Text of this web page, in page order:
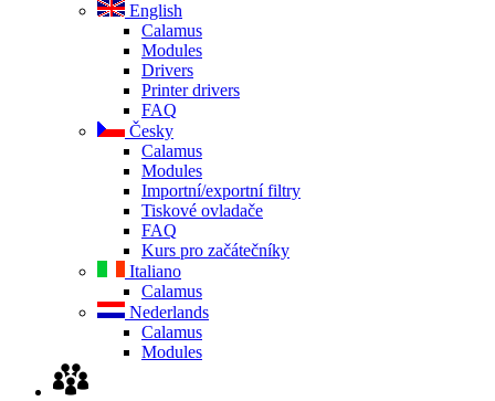
English
Calamus
Modules
Drivers
Printer drivers
FAQ
Česky
Calamus
Modules
Importní/exportní filtry
Tiskové ovladače
FAQ
Kurs pro začátečníky
Italiano
Calamus
Nederlands
Calamus
Modules